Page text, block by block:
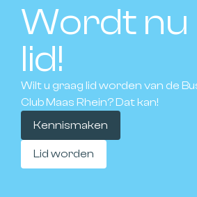
Wordt nu
lid!
Wilt u graag lid worden van de
Club Maas Rhein? Dat kan!
Kennismaken
Lid worden